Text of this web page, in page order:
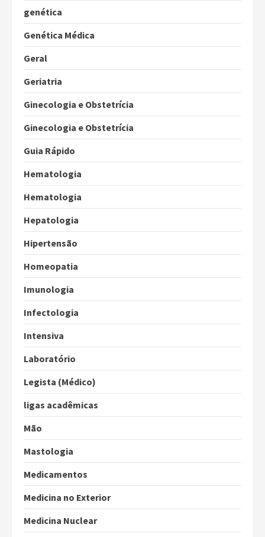
genética
Genética Médica
Geral
Geriatria
Ginecologia e Obstetrícia
Ginecologia e Obstetrícia
Guia Rápido
Hematologia
Hematologia
Hepatologia
Hipertensão
Homeopatia
Imunologia
Infectologia
Intensiva
Laboratório
Legista (Médico)
ligas acadêmicas
Mão
Mastologia
Medicamentos
Medicina no Exterior
Medicina Nuclear